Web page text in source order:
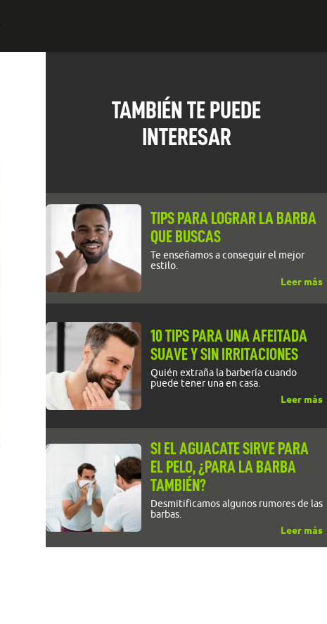
TAMBIÉN TE PUEDE
INTERESAR
TIPS PARA LOGRAR LA BARBA
QUE BUSCAS
Te enseñamos a conseguir el mejor
estilo.
Leer más
10 TIPS PARA UNA AFEITADA
SUAVE Y SIN IRRITACIONES
Quién extraña la barbería cuando
puede tener una en casa.
Leer más
SI EL AGUACATE SIRVE PARA
EL PELO, ¿PARA LA BARBA
TAMBIÉN?
Desmitificamos algunos rumores de las
barbas.
Leer más